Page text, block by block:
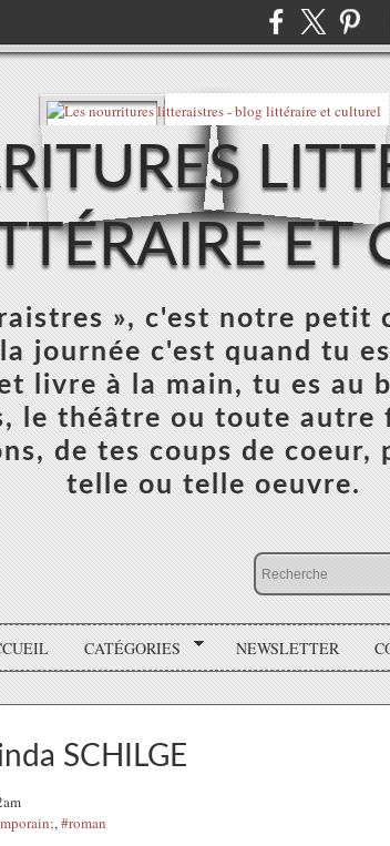
ET
», c'est notre petit
journée c'est quand tu
livre à la main, tu es au
le théâtre ou toute autre
de tes coups de
telle ou telle oeuvre.
CATÉGORIES NEWSLETTER
SCHILGE
,#roman